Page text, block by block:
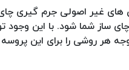
غیر اصولی جرم گیری
ساز شما شود. با این
هر روشی را برای این پروسه